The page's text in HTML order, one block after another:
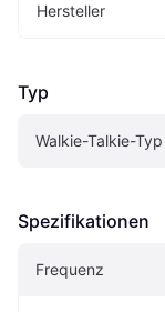
Hersteller
Typ
Walkie-Talkie-Typ
Spezifikationen
Frequenz